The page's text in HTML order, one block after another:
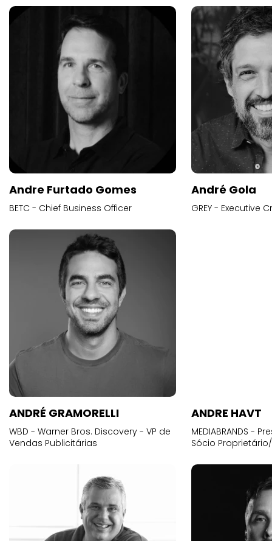
Andre Furtado Gomes
BETC - Chief Business Officer
André Gola
GREY - Executive
ANDRÉ GRAMORELLI
WBD - Warner Bros. Discovery - VP de
Vendas Publicitárias
MEDIABRANDS -
Sócio